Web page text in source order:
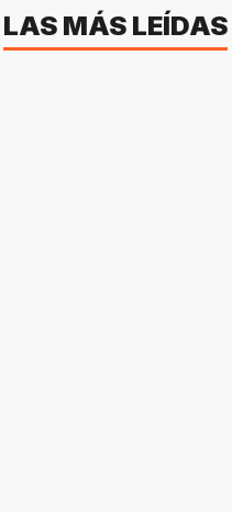
LAS MÁS LEÍDAS